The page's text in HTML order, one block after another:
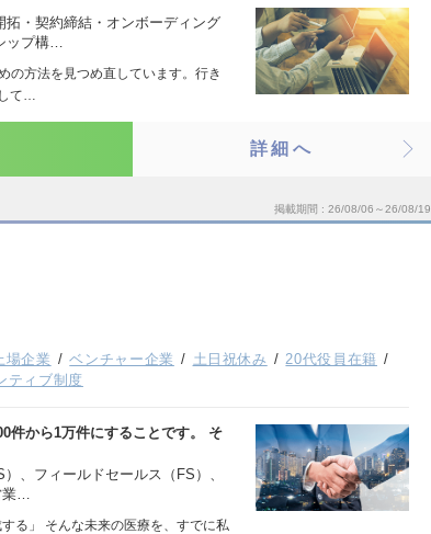
拓・契約締結・オンボーディング
ップ構…
の方法を見つめ直しています。行き
て…
詳細へ
掲載期間 26/08/06～26/08/19
場企業 ベンチャー企業 土日祝休み
20代役員在籍
ティブ制度
件から1万件にすることです。 そ
、フィールドセールス（FS）、
…
る」 そんな未来の医療を、すでに私